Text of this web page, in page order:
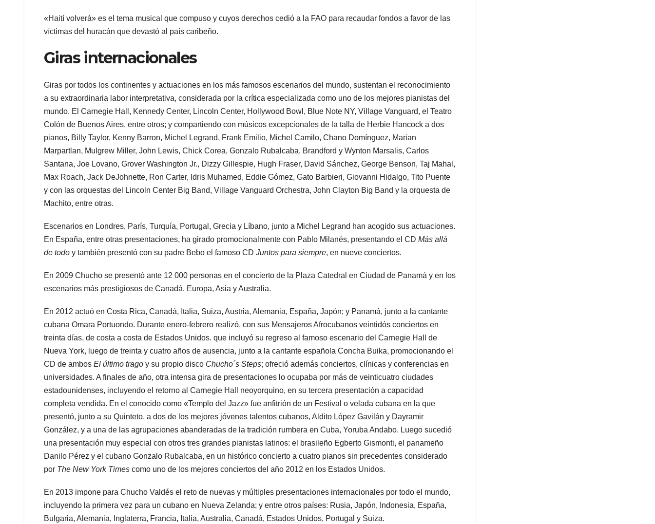
«Haití volverá» es el tema musical que compuso y cuyos derechos cedió a la FAO para recaudar fondos a favor de las
víctimas del huracán que devastó al país caribeño.
Giras internacionales
Giras por todos los continentes y actuaciones en los más famosos escenarios del mundo, sustentan el reconocimiento
a su extraordinaria labor interpretativa, considerada por la crítica especializada como uno de los mejores pianistas del
mundo. El Carnegie Hall, Kennedy Center, Lincoln Center, Hollywood Bowl, Blue Note NY, Village Vanguard, el Teatro
Colón de Buenos Aires, entre otros; y compartiendo con músicos excepcionales de la talla de Herbie Hancock a dos
pianos, Billy Taylor, Kenny Barron, Michel Legrand, Frank Emilio, Michel Camilo, Chano Domínguez, Marian
Marpartlan, Mulgrew Miller, John Lewis, Chick Corea, Gonzalo Rubalcaba, Brandford y Wynton Marsalis, Carlos
Santana, Joe Lovano, Grover Washington Jr., Dizzy Gillespie, Hugh Fraser, David Sánchez, George Benson, Taj Mahal,
Max Roach, Jack DeJohnette, Ron Carter, Idris Muhamed, Eddie Gómez, Gato Barbieri, Giovanni Hidalgo, Tito Puente
y con las orquestas del Lincoln Center Big Band, Village Vanguard Orchestra, John Clayton Big Band y la orquesta de
Machito, entre otras.
Escenarios en Londres, París, Turquía, Portugal, Grecia y Líbano, junto a Michel Legrand han acogido sus actuaciones.
En España, entre otras presentaciones, ha girado promocionalmente con Pablo Milanés, presentando el CD Más allá
de todo y también presentó con su padre Bebo el famoso CD Juntos para siempre, en nueve conciertos.
En 2009 Chucho se presentó ante 12 000 personas en el concierto de la Plaza Catedral en Ciudad de Panamá y en los
escenarios más prestigiosos de Canadá, Europa, Asia y Australia.
En 2012 actuó en Costa Rica, Canadá, Italia, Suiza, Austria, Alemania, España, Japón; y Panamá, junto a la cantante
cubana Omara Portuondo. Durante enero-febrero realizó, con sus Mensajeros Afrocubanos veintidós conciertos en
treinta días, de costa a costa de Estados Unidos. que incluyó su regreso al famoso escenario del Carnegie Hall de
Nueva York, luego de treinta y cuatro años de ausencia, junto a la cantante española Concha Buika, promocionando el
CD de ambos El último trago y su propio disco Chucho´s Steps; ofreció además conciertos, clínicas y conferencias en
universidades. A finales de año, otra intensa gira de presentaciones lo ocupaba por más de veinticuatro ciudades
estadounidenses, incluyendo el retorno al Carnegie Hall neoyorquino, en su tercera presentación a capacidad
completa vendida. En el conocido como «Templo del Jazz» fue anfitrión de un Festival o velada cubana en la que
presentó, junto a su Quinteto, a dos de los mejores jóvenes talentos cubanos, Aldito López Gavilán y Dayramir
González, y a una de las agrupaciones abanderadas de la tradición rumbera en Cuba, Yoruba Andabo. Luego sucedió
una presentación muy especial con otros tres grandes pianistas latinos: el brasileño Egberto Gismonti, el panameño
Danilo Pérez y el cubano Gonzalo Rubalcaba, en un histórico concierto a cuatro pianos sin precedentes considerado
por The New York Times como uno de los mejores conciertos del año 2012 en los Estados Unidos.
En 2013 impone para Chucho Valdés el reto de nuevas y múltiples presentaciones internacionales por todo el mundo,
incluyendo la primera vez para un cubano en Nueva Zelanda; y entre otros países: Rusia, Japón, Indonesia, España,
Bulgaria, Alemania, Inglaterra, Francia, Italia, Australia, Canadá, Estados Unidos, Portugal y Suiza.